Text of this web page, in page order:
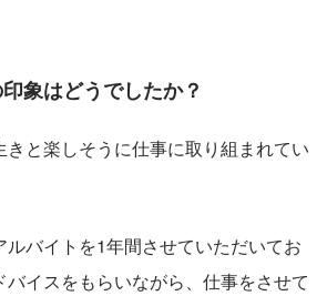
印象はどうでしたか？
と楽しそうに仕事に取り組まれてい
バイトを1年間させていただいてお
バイスをもらいながら、仕事をさせて